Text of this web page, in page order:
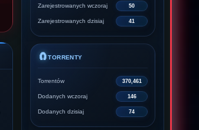
Zarejestrowanych wczoraj 50
Zarejestrowanych dzisiaj 41
🧲TORRENTY
Torrentów 370,461
Dodanych wczoraj 146
Dodanych dzisiaj 74